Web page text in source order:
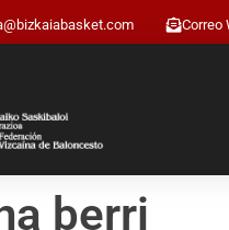
Correo
berri